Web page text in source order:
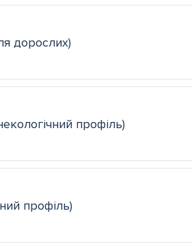
дорослих)
профіль)
профіль)